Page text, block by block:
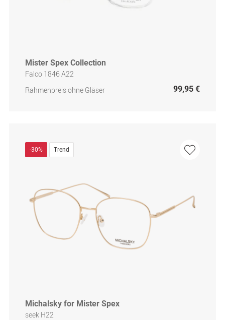
Mister Spex Collection
Falco 1846 A22
Rahmenpreis ohne Gläser
99,95 €
-30% Trend
Michalsky for Mister Spex
seek H22